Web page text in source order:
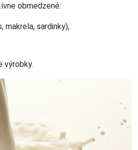
obmedzené:
makrela, sardinky),
výrobky.